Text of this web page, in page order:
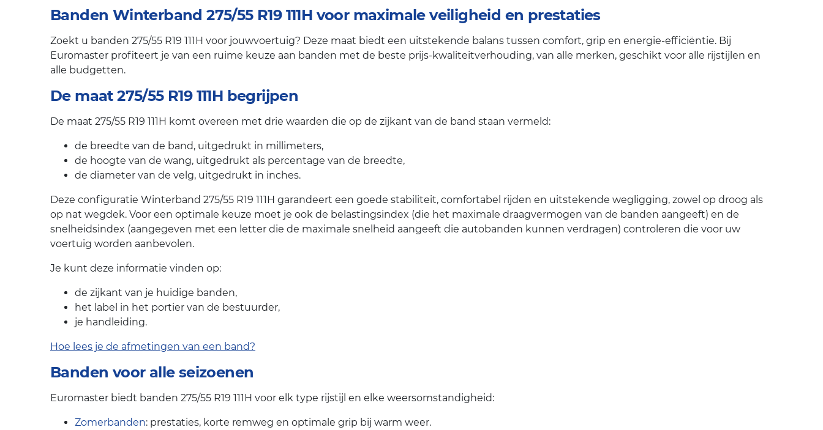
Banden Winterband 275/55 R19 111H voor maximale veiligheid en prestaties
Zoekt u banden 275/55 R19 111H voor jouwvoertuig? Deze maat biedt een uitstekende balans tussen comfort, grip en energie-efficiëntie. Bij
Euromaster profiteert je van een ruime keuze aan banden met de beste prijs-kwaliteitverhouding, van alle merken, geschikt voor alle rijstijlen en
alle budgetten.
De maat 275/55 R19 111H begrijpen
De maat 275/55 R19 111H komt overeen met drie waarden die op de zijkant van de band staan vermeld:
de breedte van de band, uitgedrukt in millimeters,
de hoogte van de wang, uitgedrukt als percentage van de breedte,
de diameter van de velg, uitgedrukt in inches.
Deze configuratie Winterband 275/55 R19 111H garandeert een goede stabiliteit, comfortabel rijden en uitstekende wegligging, zowel op droog als
op nat wegdek. Voor een optimale keuze moet je ook de belastingsindex (die het maximale draagvermogen van de banden aangeeft) en de
snelheidsindex (aangegeven met een letter die de maximale snelheid aangeeft die autobanden kunnen verdragen) controleren die voor uw
voertuig worden aanbevolen.
Je kunt deze informatie vinden op:
de zijkant van je huidige banden,
het label in het portier van de bestuurder,
je handleiding.
Hoe lees je de afmetingen van een band?
Banden voor alle seizoenen
Euromaster biedt banden 275/55 R19 111H voor elk type rijstijl en elke weersomstandigheid:
Zomerbanden: prestaties, korte remweg en optimale grip bij warm weer.